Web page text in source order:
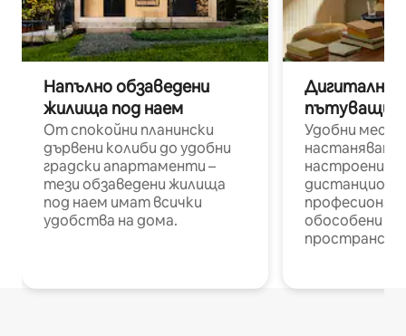
Напълно обзаведени
жилища под наем
От спокойни планински
дървени колиби до удобни
градски апартаменти –
тези обзаведени жилища
под наем имат всички
удобства на дома.
Дигитални
пътуващи
Удобни
настаняване
настроени и
обособени